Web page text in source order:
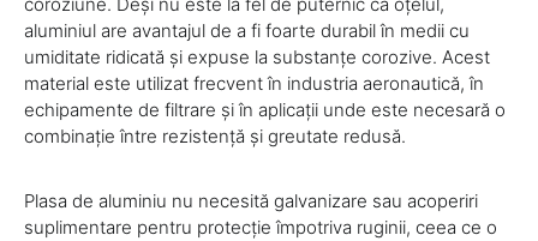
coroziune. Deși nu este la fel de puternic ca oțelul,
aluminiul are avantajul de a fi foarte durabil în medii cu
umiditate ridicată și expuse la substanțe corozive. Acest
material este utilizat frecvent în industria aeronautică, în
echipamente de filtrare și în aplicații unde este necesară o
combinație între rezistență și greutate redusă.
Plasa de aluminiu nu necesită galvanizare sau acoperiri
suplimentare pentru protecție împotriva ruginii, ceea ce o